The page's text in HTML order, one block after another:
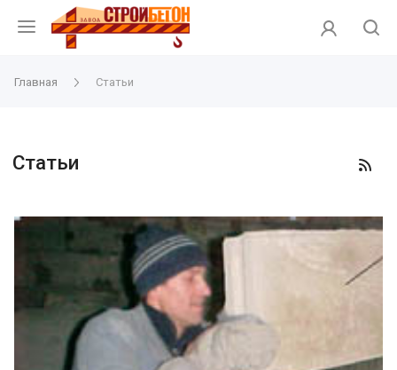
Главная Статьи
Статьи